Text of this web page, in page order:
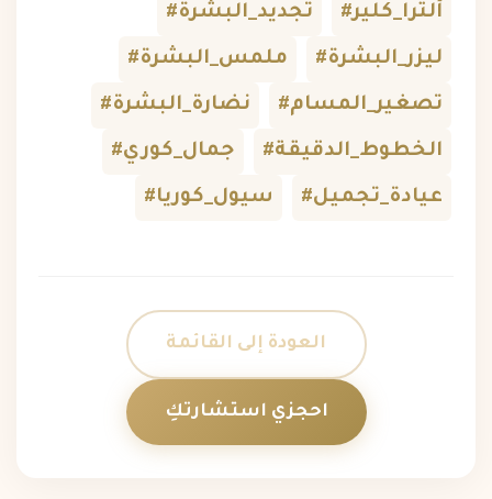
#ألترا_كلير #تجديد_البشرة
#ليزر_البشرة #ملمس_البشرة
#تصغير_المسام #نضارة_البشرة
#الخطوط_الدقيقة #جمال_كوري
#عيادة_تجميل #سيول_كوريا
العودة إلى القائمة
احجزي استشارتكِ